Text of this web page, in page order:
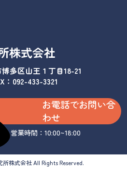
株式会社
多区山王１丁目18-21
：092-433-3321
お電話でお問い合
わせ
営業時間：10:00~18:00
所株式会社 All Rights Reserved.